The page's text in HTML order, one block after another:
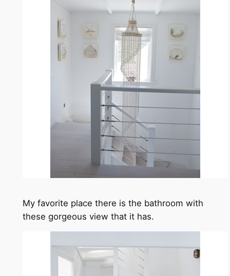
My favorite place there is the bathroom with
these gorgeous view that it has.